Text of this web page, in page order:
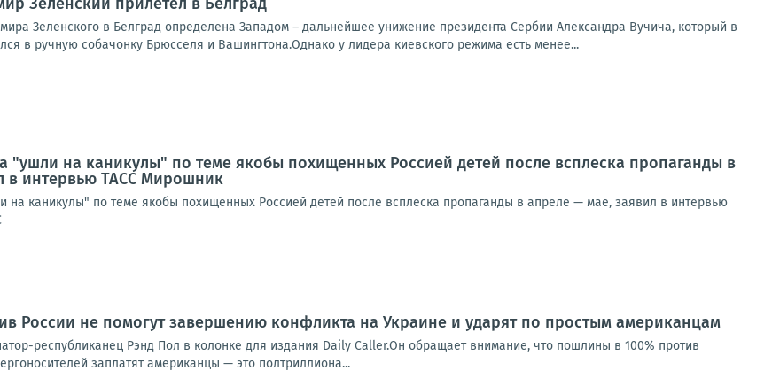
Зеленского в Белград определена Западом – дальнейшее унижение президента Сербии Александра Вучича, который в
в ручную собачонку Брюсселя и Вашингтона.Однако у лидера киевского режима есть менее...
"ушли на каникулы" по теме якобы похищенных Россией детей после всплеска пропаганды в
в интервью ТАСС Мирошник
на каникулы" по теме якобы похищенных Россией детей после всплеска пропаганды в апреле — мае, заявил в интервью
России не помогут завершению конфликта на Украине и ударят по простым американцам
республиканец Рэнд Пол в колонке для издания Daily Caller.Он обращает внимание, что пошлины в 100% против
заплатят американцы — это полтриллиона...